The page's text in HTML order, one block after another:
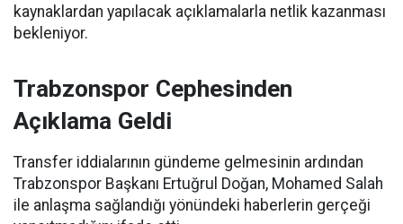
kaynaklardan yapılacak açıklamalarla netlik kazanması
bekleniyor.
Trabzonspor Cephesinden
Açıklama Geldi
Transfer iddialarının gündeme gelmesinin ardından
Trabzonspor Başkanı Ertuğrul Doğan, Mohamed Salah
ile anlaşma sağlandığı yönündeki haberlerin gerçeği